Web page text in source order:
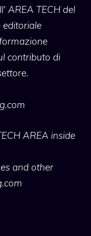
AREA TECH del
editoriale
contributo di
AREA inside
and other